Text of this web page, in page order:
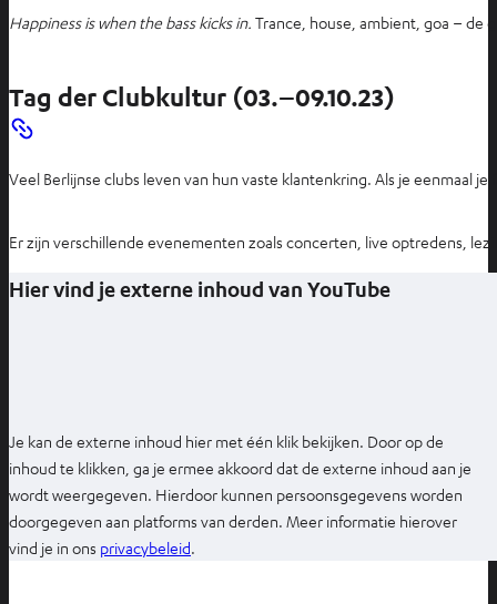
Happiness is when the bass kicks in. Trance, house, ambient, goa – de
Tag der Clubkultur (03.–09.10.23)
Veel Berlijnse clubs leven van hun vaste klantenkring. Als je eenmaal
Er zijn verschillende evenementen zoals concerten, live optredens,
Hier vind je externe inhoud van YouTube
Je kan de externe inhoud hier met één klik bekijken. Door op de
inhoud te klikken, ga je ermee akkoord dat de externe inhoud aan je
wordt weergegeven. Hierdoor kunnen persoonsgegevens worden
doorgegeven aan platforms van derden. Meer informatie hierover
vind je in ons privacybeleid.